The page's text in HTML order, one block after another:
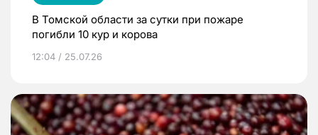
В Томской области за сутки при пожаре
погибли 10 кур и корова
12:04 / 25.07.26